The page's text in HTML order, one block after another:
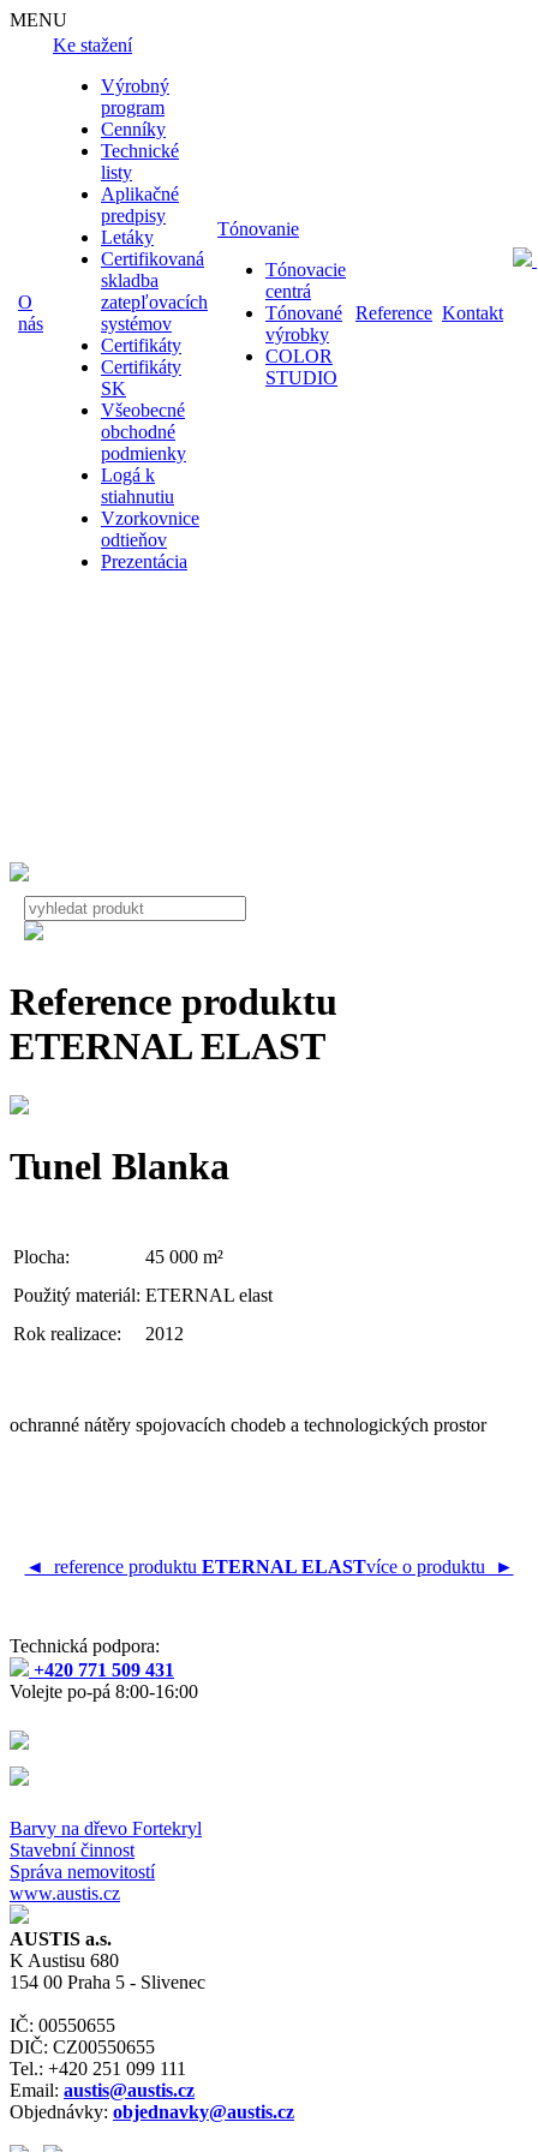
MENU
O
nás
Ke stažení
Výrobný
program
Cenníky
Technické
listy
Aplikačné
predpisy
Letáky
Certifikovaná
skladba
zatepľovacích
systémov
Certifikáty
Certifikáty
SK
Všeobecné
obchodné
podmienky
Logá k
stiahnutiu
Vzorkovnice
odtieňov
Prezentácia
Tónovanie
Tónovacie
centrá
Tónované
výrobky
COLOR
STUDIO
Reference Kontakt
Reference produktu
ETERNAL ELAST
Tunel Blanka
Plocha:
45 000 m²
Použitý materiál: ETERNAL elast
Rok realizace:
2012
ochranné nátěry spojovacích chodeb a technologických prostor
◄ reference produktu ETERNAL ELASTvíce o produktu ►
Technická podpora:
+420 771 509 431
Volejte po-pá 8:00-16:00
Barvy na dřevo Fortekryl
Stavební činnost
Správa nemovitostí
www.austis.cz
AUSTIS a.s.
K Austisu 680
154 00 Praha 5 - Slivenec
IČ: 00550655
DIČ: CZ00550655
Tel.: +420 251 099 111
Email: austis@austis.cz
Objednávky: objednavky@austis.cz